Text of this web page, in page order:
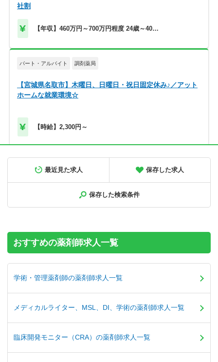
社割
【年収】460万円～700万円程度 24歳～40歳
パート・アルバイト 調剤薬局
【宮城県名取市】木曜日、日曜日・祝日固定休み♪／アット
ホームな就業環境☆
【時給】2,300円～
【北海道旭川市】高給与！580万円～／メディカルビレッジ
内の調剤薬局です＜薬剤師＞
最近見た求人 保存した求人
保存した検索条件
おすすめの薬剤師求人一覧
学術・管理薬剤師の薬剤師求人一覧
メディカルライター、MSL、DI、学術の薬剤師求人一覧
臨床開発モニター（CRA）の薬剤師求人一覧